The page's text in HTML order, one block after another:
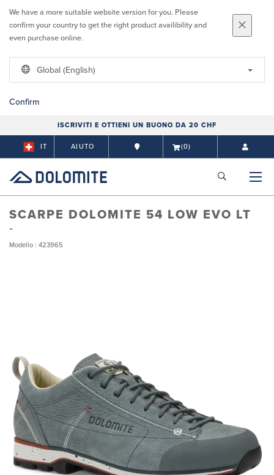
We have a more suitable website version for you. Please
confirm your country to get the right product availibility and
even purchase online.
Global (English)
Confirm
ISCRIVITI E OTTIENI UN BUONO DA 20 CHF
IT AIUTO (0)
SCARPE DOLOMITE 54 LOW EVO LT
Modello : 423965